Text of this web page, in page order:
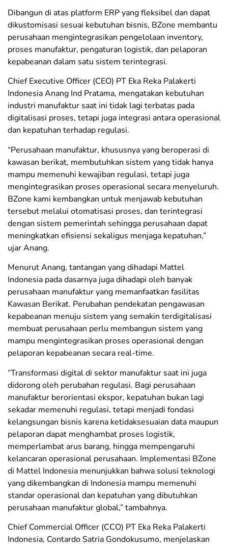
Dibangun di atas platform ERP yang fleksibel dan dapat
dikustomisasi sesuai kebutuhan bisnis, BZone membantu
perusahaan mengintegrasikan pengelolaan inventory,
proses manufaktur, pengaturan logistik, dan pelaporan
kepabeanan dalam satu sistem terintegrasi.
Chief Executive Officer (CEO) PT Eka Reka Palakerti
Indonesia Anang Ind Pratama, mengatakan kebutuhan
industri manufaktur saat ini tidak lagi terbatas pada
digitalisasi proses, tetapi juga integrasi antara operasional
dan kepatuhan terhadap regulasi.
“Perusahaan manufaktur, khususnya yang beroperasi di
kawasan berikat, membutuhkan sistem yang tidak hanya
mampu memenuhi kewajiban regulasi, tetapi juga
mengintegrasikan proses operasional secara menyeluruh.
BZone kami kembangkan untuk menjawab kebutuhan
tersebut melalui otomatisasi proses, dan terintegrasi
dengan sistem pemerintah sehingga perusahaan dapat
meningkatkan efisiensi sekaligus menjaga kepatuhan,”
ujar Anang.
Menurut Anang, tantangan yang dihadapi Mattel
Indonesia pada dasarnya juga dihadapi oleh banyak
perusahaan manufaktur yang memanfaatkan fasilitas
Kawasan Berikat. Perubahan pendekatan pengawasan
kepabeanan menuju sistem yang semakin terdigitalisasi
membuat perusahaan perlu membangun sistem yang
mampu mengintegrasikan proses operasional dengan
pelaporan kepabeanan secara real-time.
“Transformasi digital di sektor manufaktur saat ini juga
didorong oleh perubahan regulasi. Bagi perusahaan
manufaktur berorientasi ekspor, kepatuhan bukan lagi
sekadar memenuhi regulasi, tetapi menjadi fondasi
kelangsungan bisnis karena ketidaksesuaian data maupun
pelaporan dapat menghambat proses logistik,
memperlambat arus barang, hingga mempengaruhi
kelancaran operasional perusahaan. Implementasi BZone
di Mattel Indonesia menunjukkan bahwa solusi teknologi
yang dikembangkan di Indonesia mampu memenuhi
standar operasional dan kepatuhan yang dibutuhkan
perusahaan manufaktur global,” tambahnya.
Chief Commercial Officer (CCO) PT Eka Reka Palakerti
Indonesia, Contardo Satria Gondokusumo, menjelaskan